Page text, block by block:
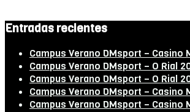
Entradas recientes
Campus Verano DMsport – Casino
Campus Verano DMsport – O Rial
Campus Verano DMsport – O Rial
Campus Verano DMsport – Casino
Campus Verano DMsport – Casino